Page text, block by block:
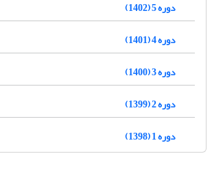
دوره 5 (1402)
دوره 4 (1401)
دوره 3 (1400)
دوره 2 (1399)
دوره 1 (1398)